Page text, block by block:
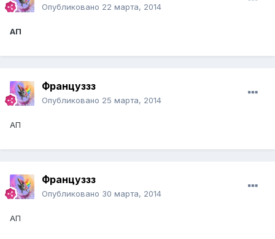
Опубликовано 22 марта, 2014
АП
Француззз
Опубликовано 25 марта, 2014
АП
Француззз
Опубликовано 30 марта, 2014
АП